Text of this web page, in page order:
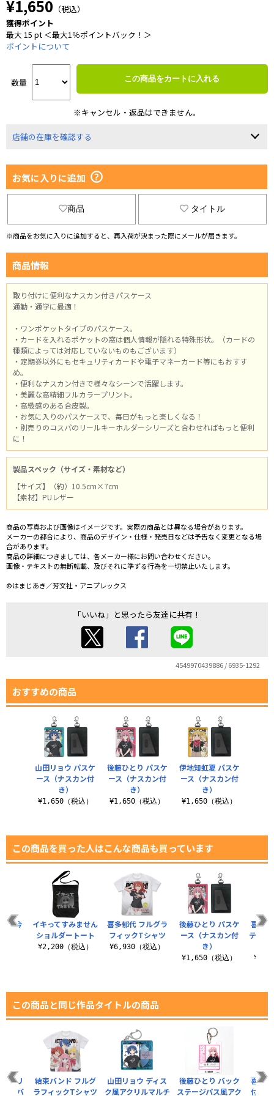
¥1,650 （税込）
獲得ポイント
最大 15 pt ＜最大1％ポイントバック！＞
ポイントについて
数量 この商品をカートに入れる
※キャンセル・返品はできません。
店舗の在庫を確認する
お気に入りに追加
商品 タイトル
※商品をお気に入りに追加すると、再入荷が決まった際にメールが届きます。
商品情報
取り付けに便利なナスカン付きパスケース
通勤・通学に最適！
・ワンポケットタイプのパスケース。
・カードを入れるポケットの窓は個人情報が隠れる特殊形状。（カードの
種類によっては対応していないものもございます）
・定期券以外にもセキュリティカードや電子マネーカード等にもおすす
め。
・便利なナスカン付きで様々なシーンで活躍します。
・美麗な高精細フルカラープリント。
・高級感のある合皮製。
・お気に入りのパスケースで、毎日がもっと楽しくなる！
・別売りのコスパのリールキーホルダーシリーズと合わせればもっと便利
に！
製品スペック（サイズ・素材など）
【サイズ】（約）10.5cm×7cm
【素材】PUレザー
商品の写真および画像はイメージです。実際の商品とは異なる場合があります。
メーカーの都合により、商品のデザイン・仕様・発売日などは予告なく変更となる場
合があります。
商品の詳細につきましては、各メーカー様にお問い合わせください。
画像・テキストの無断転載、及びそれに準ずる行為を一切禁止いたします。
©はまじあき／芳文社・アニプレックス
「いいね」と思ったら友達に共有！
4549970439886 / 6935-1292
おすすめの商品
後藤ひとり パスケ
ース（ナスカン付
き）
¥1,650（税込）
伊地知虹夏 パスケ
ース（ナスカン付
き）
¥1,650（税込）
山田リョウ パスケ
ース（ナスカン付
き）
¥1,650（税込）
この商品を買った人はこんな商品も買っています
喜多郁代 フルグラ
フィックTシャツ
¥6,930（税込）
後藤ひとり パスケ
ース（ナスカン付
き）
¥1,650（税込）
喜多
テージ
「今
イキってすみません
ショルダートート
¥2,200（税込）
この商品と同じ作品タイトルの商品
山田リョウ ディス
ク風アクリルマルチ
後藤ひとり バック
ステージパス風アク
喜多
付き
クリ
束バ
結束バンド フルグ
ラフィックTシャツ